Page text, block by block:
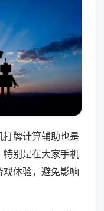
牌计算辅助也是
特别是在大家手机
体验，避免影响